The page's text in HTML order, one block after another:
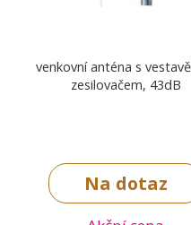
venkovní anténa s
zesilovačem, 43dB
Na dotaz